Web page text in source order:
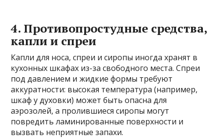
4. Противопростудные средства,
капли и спреи
Капли для носа, спреи и сиропы иногда хранят в
кухонных шкафах из-за свободного места. Спреи
под давлением и жидкие формы требуют
аккуратности: высокая температура (например,
шкаф у духовки) может быть опасна для
аэрозолей, а пролившиеся сиропы могут
повредить ламинированные поверхности и
вызвать неприятные запахи.